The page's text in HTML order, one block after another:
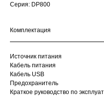
Серия: DP800
Комплектация
Источник питания
Кабель питания
Кабель USB
Предохранитель
Краткое руководство по